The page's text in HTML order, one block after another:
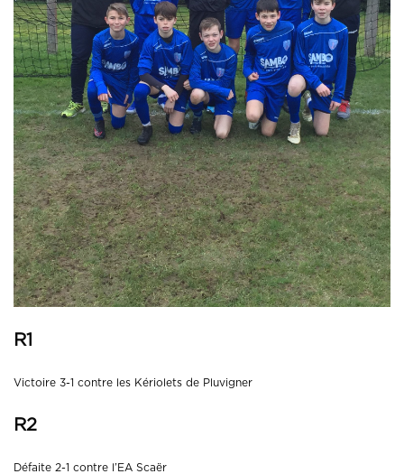
R1
Victoire 3-1 contre les Kériolets de Pluvigner
R2
Défaite 2-1 contre l’EA Scaër